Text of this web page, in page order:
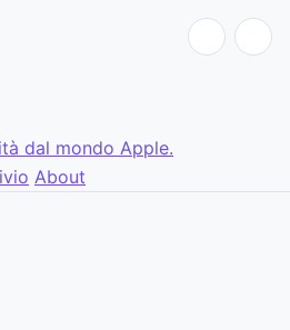
dal mondo Apple.
About